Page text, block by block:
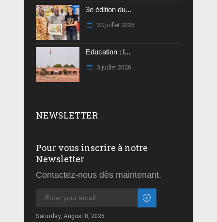
3e édition du...
22 juillet 2026
Education : l...
3 juillet 2026
NEWSLETTER
Pour vous inscrire à notre
Newsletter
Contactez-nous dès maintenant.
Saturday, August 8, 2026